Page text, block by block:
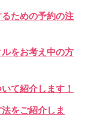
ための予約の注
をお考え中の方
て紹介します！
をご紹介しま